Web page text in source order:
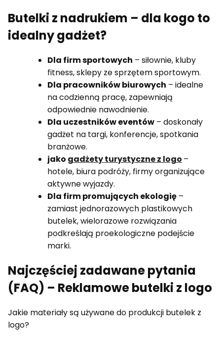
Butelki z nadrukiem – dla kogo to
idealny gadżet?
Dla firm sportowych – siłownie, kluby
fitness, sklepy ze sprzętem sportowym.
Dla pracowników biurowych – idealne
na codzienną pracę, zapewniają
odpowiednie nawodnienie.
Dla uczestników eventów – doskonały
gadżet na targi, konferencje, spotkania
branżowe.
jako gadżety turystyczne z logo –
hotele, biura podróży, firmy organizujące
aktywne wyjazdy.
Dla firm promujących ekologię –
zamiast jednorazowych plastikowych
butelek, wielorazowe rozwiązania
podkreślają proekologiczne podejście
marki.
Najczęściej zadawane pytania
(FAQ) – Reklamowe butelki z logo
Jakie materiały są używane do produkcji butelek z
logo?